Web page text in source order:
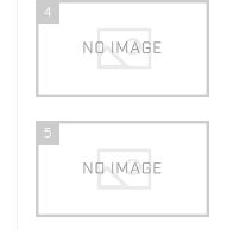
4
5